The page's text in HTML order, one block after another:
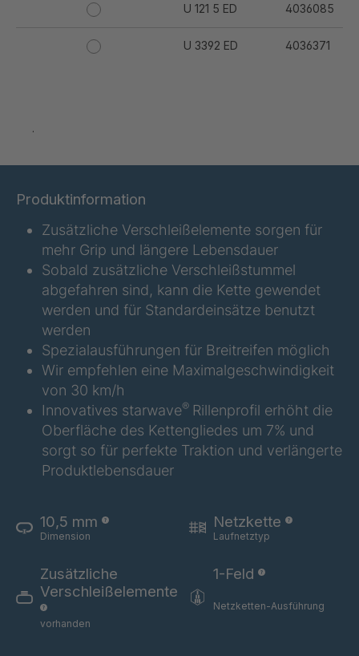
U 121 5 ED 4036085
U 3392 ED 4036371
U 3624 ED 4036484
U 3625 ED 4036485
U 3626 ED 4036486
U 3627 ED 4036690
U 3632 ED 4036692
U 3654 ED
U 3660 ED
U 3663 ED 4036708
.
Produktinformation
Zusätzliche Verschleißelemente sorgen für
mehr Grip und längere Lebensdauer
Sobald zusätzliche Verschleißstummel
abgefahren sind, kann die Kette gewendet
werden und für Standardeinsätze benutzt
werden
Spezialausführungen für Breitreifen möglich
Wir empfehlen eine Maximalgeschwindigkeit
von 30 km/h
Innovatives starwave® Rillenprofil erhöht die
Oberfläche des Kettengliedes um 7% und
sorgt so für perfekte Traktion und verlängerte
Produktlebensdauer
10,5 mm
Dimension
Netzkette
Laufnetztyp
Zusätzliche
Verschleißelemente
vorhanden
1-Feld
Netzketten-Ausführung